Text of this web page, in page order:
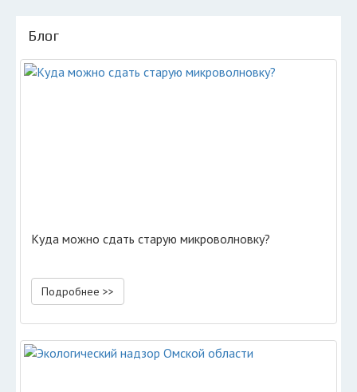
Блог
Куда можно сдать старую микроволновку?
Подробнее >>